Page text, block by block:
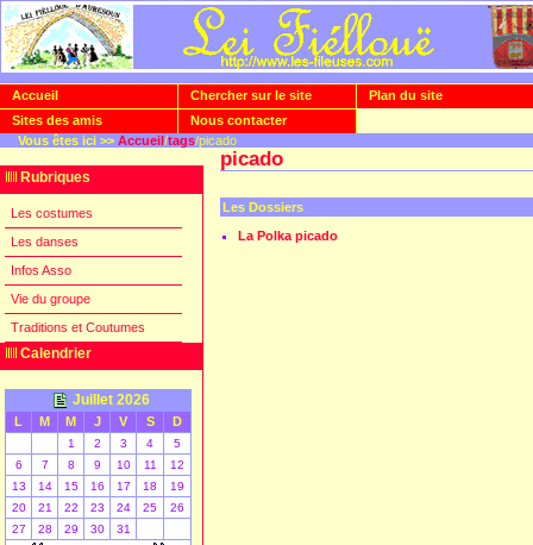
Accueil Chercher sur le site
Plan du site
Sites des amis
Nous contacter
Vous êtes ici >> Accueil/tags/picado
Rubriques
Les costumes
Les danses
Infos Asso
Vie du groupe
Traditions et Coutumes
Calendrier
Juillet 2026
L M M J V S D
1 2 3 4
5
6
7 8 9 10 11
12
13
14 15 16 17 18
19
20
21 22 23 24 25
26
27
28 29 30 31
picado
Les Dossiers
La Polka picado